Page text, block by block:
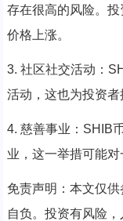
存在很高的风险。
价格上涨。
3. 社区社交活动：
活动，这也为投资者
4. 慈善事业：SHIB
业，这一举措可能对
免责声明：本文仅
自负。投资有风险，